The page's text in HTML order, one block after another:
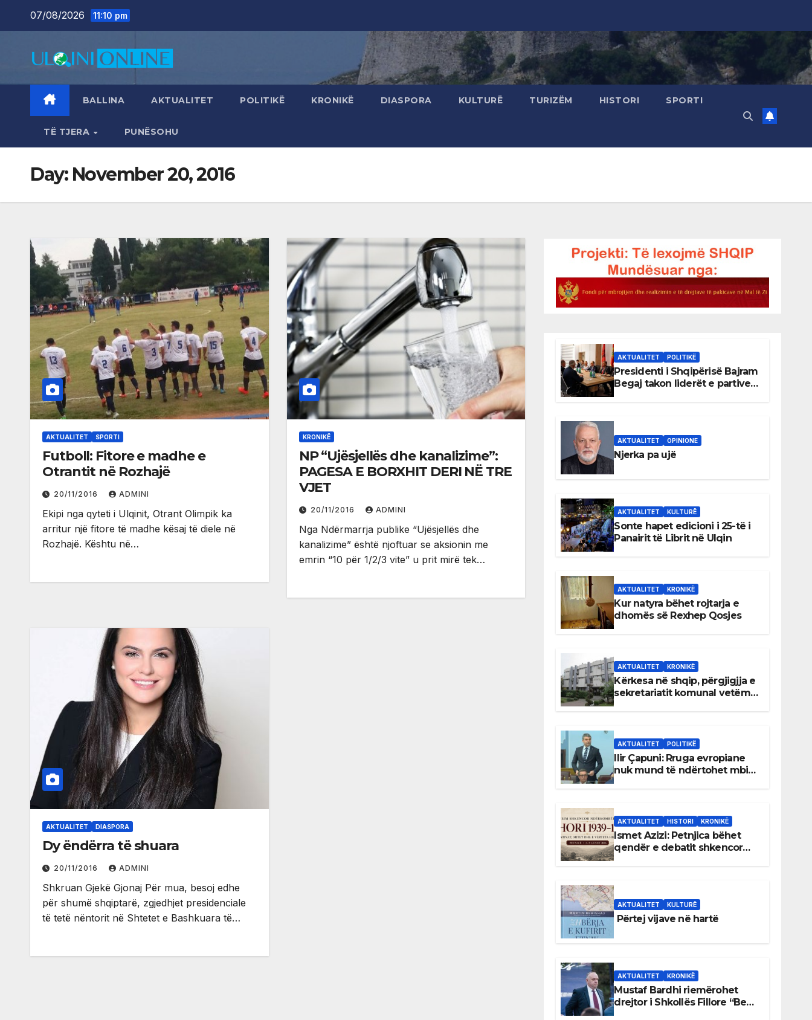
07/08/2026 11:10 pm
BALLINA AKTUALITET POLITIKË KRONIKË DIASPORA KULTURË TURIZËM HISTORI SPORTI
TË TJERA PUNËSOHU
Day: November 20, 2016
AKTUALITET SPORTI
Futboll: Fitore e madhe e
Otrantit në Rozhajë
20/11/2016 ADMINI
Ekipi nga qyteti i Ulqinit, Otrant Olimpik ka
arritur një fitore të madhe kësaj të diele në
Rozhajë. Kështu në…
KRONIKË
NP “Ujësjellës dhe kanalizime”:
PAGESA E BORXHIT DERI NË TRE
VJET
20/11/2016 ADMINI
Nga Ndërmarrja publike “Ujësjellës dhe
kanalizime” është njoftuar se aksionin me
emrin “10 për 1/2/3 vite” u prit mirë tek…
AKTUALITET DIASPORA
Dy ëndërra të shuara
20/11/2016 ADMINI
Shkruan Gjekë Gjonaj Për mua, besoj edhe
për shumë shqiptarë, zgjedhjet presidenciale
të tetë nëntorit në Shtetet e Bashkuara të…
AKTUALITET POLITIKË
Presidenti i Shqipërisë Bajram
Begaj takon liderët e partive
AKTUALITET OPINIONE
Njerka pa ujë
AKTUALITET KULTURË
Sonte hapet edicioni i 25-të i
Panairit të Librit në Ulqin
AKTUALITET KRONIKË
Kur natyra bëhet rojtarja e
dhomës së Rexhep Qosjes
AKTUALITET KRONIKË
Kërkesa në shqip, përgjigjja e
sekretariatit komunal vetëm
AKTUALITET POLITIKË
Ilir Çapuni: Rruga evropiane
nuk mund të ndërtohet mbi
AKTUALITET HISTORI KRONIKË
Ismet Azizi: Petnjica bëhet
qendër e debatit shkencor
AKTUALITET KULTURË
Përtej vijave në hartë
AKTUALITET KRONIKË
Mustaf Bardhi riemërohet
drejtor i Shkollës Fillore “Bedri